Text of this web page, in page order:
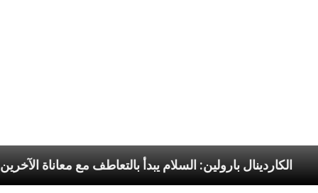
الكاردينال بارولين: السلام يبدأ بالتعاطف الرسوليّة